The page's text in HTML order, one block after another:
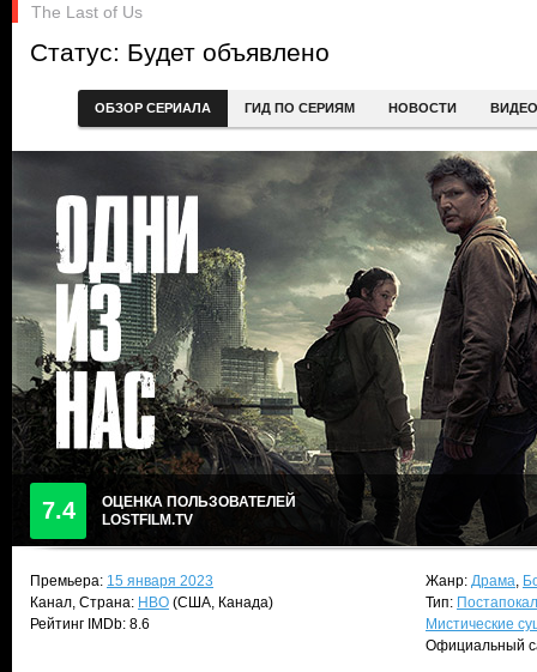
The Last of Us
Статус: Будет объявлено
ОБЗОР СЕРИАЛА ГИД ПО СЕРИЯМ НОВОСТИ ВИДЕО
7.4
ОЦЕНКА ПОЛЬЗОВАТЕЛЕЙ
LOSTFILM.TV
Премьера: 15 января 2023
Канал, Страна: HBO (США, Канада)
Рейтинг IMDb: 8.6
Жанр: Драма,
Тип:
Мистические
Официальный